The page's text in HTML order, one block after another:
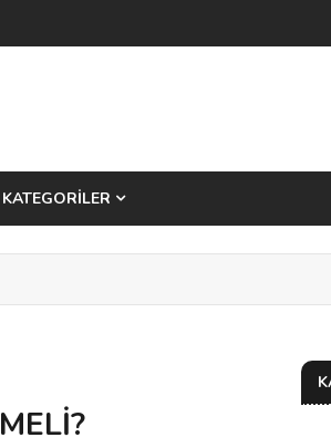
KATEGORİLER